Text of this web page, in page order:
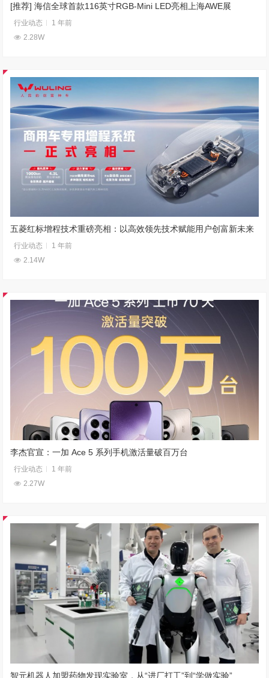
[推荐] 海信全球首款116英寸RGB-Mini LED亮相上海AWE展
行业动态
1 年前
2.28W
五菱红标增程技术重磅亮相：以高效领先技术赋能用户创富新未来
行业动态
1 年前
2.14W
李杰官宣：一加 Ace 5 系列手机激活量破百万台
行业动态
1 年前
2.27W
智元机器人加盟药物发现实验室，从“进厂打工”到“学做实验”